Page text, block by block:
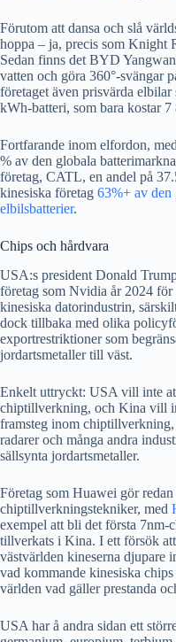
Förutom att dansa och slå
hoppa – ja, precis som Knight
Sedan finns det BYD
vatten och göra 360°-svängar
företaget även prisvärda
kWh-batteri, som bara kostar
Fortfarande inom elfordon,
% av den globala
företag, CATL, en andel på
kinesiska företag 63%+ av den
elbilsbatterier.
Chips och hårdvara
USA:s president Donald
företag som Nvidia år 2024
kinesiska datorindustrin,
dock tillbaka med olika
exportrestriktioner som
jordartsmetaller till väst.
Enkelt uttryckt: USA vill inte
chiptillverkning, och Kina vill
framsteg inom
radarer och många andra
sällsynta jordartsmetaller.
Företag som Huawei gör
chiptillverkningstekniker, med
exempel att bli det första 7nm-
tillverkats i Kina. I ett försök
västvärlden kineserna djupare
vad kommande kinesiska
världen vad gäller prestanda
USA har å andra sidan ett